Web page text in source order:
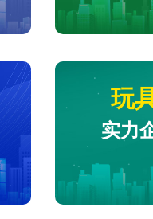
玩
实力